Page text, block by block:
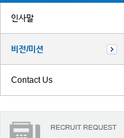
인사말
비전/미션
Contact Us